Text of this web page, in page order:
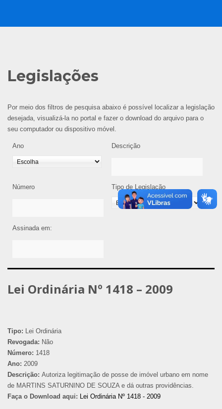
Legislações
Por meio dos filtros de pesquisa abaixo é possível localizar a legislação
desejada, visualizá-la no portal e fazer o download do arquivo para o
seu computador ou dispositivo móvel.
Ano Descrição
Número Tipo de Legislação
Assinada em:
Lei Ordinária Nº 1418 – 2009
Tipo: Lei Ordinária
Revogada: Não
Número: 1418
Ano: 2009
Descrição: Autoriza legitimação de posse de imóvel urbano em nome
de MARTINS SATURNINO DE SOUZA e dá outras providências.
Faça o Download aqui: Lei Ordinária Nº 1418 - 2009